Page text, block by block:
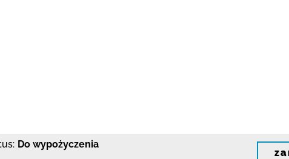
Do wypożyczenia